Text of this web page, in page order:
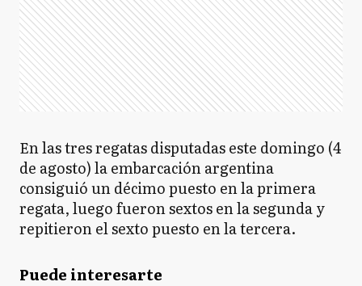
En las tres regatas disputadas este domingo (4
de agosto) la embarcación argentina
consiguió un décimo puesto en la primera
regata, luego fueron sextos en la segunda y
repitieron el sexto puesto en la tercera.
Puede interesarte